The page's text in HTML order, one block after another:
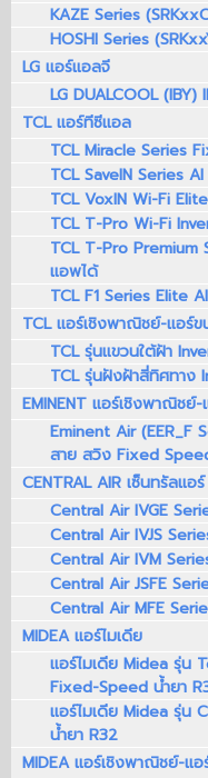
KAZE Series
HOSHI Series
LG แอร์แอลจี
LG DUALCOOL
TCL แอร์ทีซีแอล
TCL Miracle Series
TCL SaveIN Series
TCL VoxIN Wi-Fi
TCL T-Pro Wi-Fi
TCL T-Pro Premium
แอพได้
TCL F1 Series Elite
TCL แอร์เชิงพาณิชย์-แอร์
TCL รุ่นแขวนใต้ฝ้า
TCL รุ่นฝังฝ้าสี่ทิศทาง
EMINENT แอร์เชิงพาณิชย์
Eminent Air (EER_F
สาย สวิง Fixed
CENTRAL AIR เซ็นทรัลแอร์
Central Air IVGE
Central Air IVJS
Central Air IVM
Central Air JSFE
Central Air MFE
MIDEA แอร์ไมเดีย
แอร์ไมเดีย Midea รุ่น
Fixed-Speed น้ำยา
แอร์ไมเดีย Midea รุ่น
น้ำยา R32
MIDEA แอร์เชิงพาณิชย์-แ